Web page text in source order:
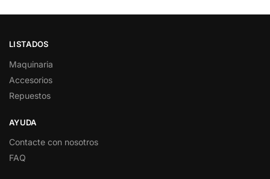
LISTADOS
Maquinaria
Accesorios
Repuestos
AYUDA
Contacte con nosotros
FAQ